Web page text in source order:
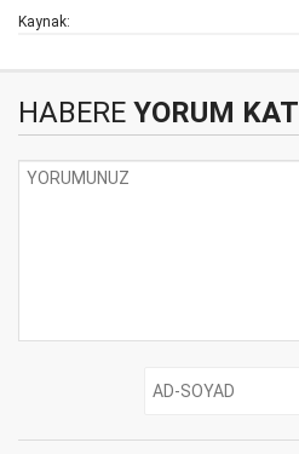
Kaynak:
HABERE YORUM KAT